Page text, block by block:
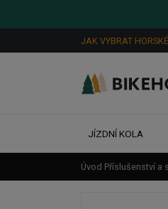
JAK VYBRAT
JÍZDNÍ KOLA
Úvod Příslušenství a